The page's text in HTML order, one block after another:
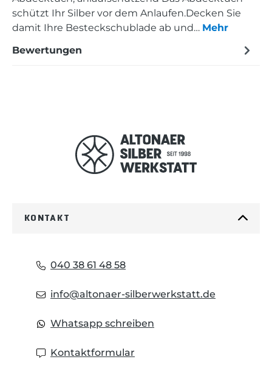
schützt Ihr Silber vor dem Anlaufen.Decken Sie
damit Ihre Besteckschublade ab und… Mehr
Bewertungen
KONTAKT
040 38 61 48 58
info@altonaer-silberwerkstatt.de
Whatsapp schreiben
Kontaktformular